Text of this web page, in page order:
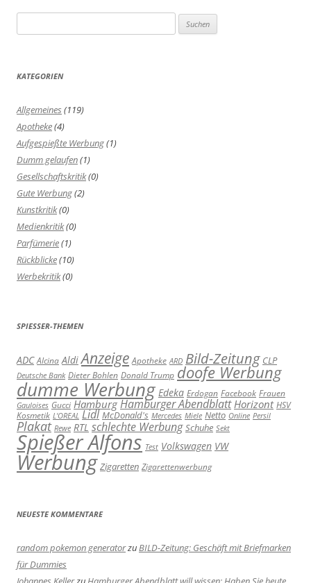
nach:
KATEGORIEN
Allgemeines (119)
Apotheke(4)
Aufgespießte Werbung(1)
Dumm gelaufen(1)
Gesellschaftskritik(0)
Gute Werbung(2)
Kunstkritik(0)
Medienkritik(0)
Parfümerie(1)
Rückblicke(10)
Werbekritik(0)
SPIESSER-THEMEN
ADC Alcina Aldi Anzeige Apotheke ARD Bild-Zeitung CLP
Deutsche Bank Dieter Bohlen Donald Trump doofe Werbung
dumme Werbung Edeka Erdogan Facebook Frauen
Gauloises Gucci Hamburg Hamburger Abendblatt Horizont HSV
Kosmetik L'OREAL Lidl McDonald's Mercedes Miele Netto Online Persil
Plakat Rewe RTL schlechte Werbung Schuhe Sekt
Spießer Alfons Test Volkswagen VW
Werbung Zigaretten Zigarettenwerbung
NEUESTE KOMMENTARE
random pokemon generatorzuBILD-Zeitung: Geschäft mit Briefmarken
für Dummies